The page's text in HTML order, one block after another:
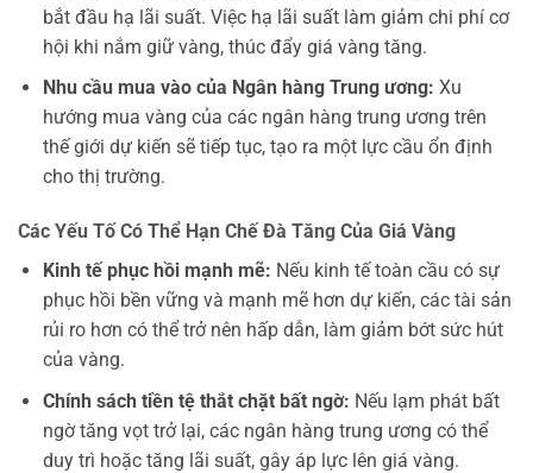
bắt đầu hạ lãi suất. Việc hạ lãi suất làm giảm chi phí cơ
hội khi nắm giữ vàng, thúc đẩy giá vàng tăng.
Nhu cầu mua vào của Ngân hàng Trung ương: Xu
hướng mua vàng của các ngân hàng trung ương trên
thế giới dự kiến sẽ tiếp tục, tạo ra một lực cầu ổn định
cho thị trường.
Các Yếu Tố Có Thể Hạn Chế Đà Tăng Của Giá Vàng
Kinh tế phục hồi mạnh mẽ: Nếu kinh tế toàn cầu có sự
phục hồi bền vững và mạnh mẽ hơn dự kiến, các tài sản
rủi ro hơn có thể trở nên hấp dẫn, làm giảm bớt sức hút
của vàng.
Chính sách tiền tệ thắt chặt bất ngờ: Nếu lạm phát bất
ngờ tăng vọt trở lại, các ngân hàng trung ương có thể
duy trì hoặc tăng lãi suất, gây áp lực lên giá vàng.